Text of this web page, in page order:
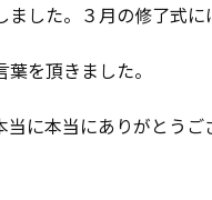
した。３月の修了式
を頂きました。
当に本当にありがとう